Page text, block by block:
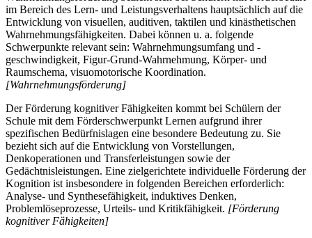
im Bereich des Lern- und Leistungsverhaltens hauptsächlich auf die
Entwicklung von visuellen, auditiven, taktilen und kinästhetischen
Wahrnehmungsfähigkeiten. Dabei können u. a. folgende
Schwerpunkte relevant sein: Wahrnehmungsumfang und -
geschwindigkeit, Figur-Grund-Wahrnehmung, Körper- und
Raumschema, visuomotorische Koordination.
[Wahrnehmungsförderung]
Der Förderung kognitiver Fähigkeiten kommt bei Schülern der
Schule mit dem Förderschwerpunkt Lernen aufgrund ihrer
spezifischen Bedürfnislagen eine besondere Bedeutung zu. Sie
bezieht sich auf die Entwicklung von Vorstellungen,
Denkoperationen und Transferleistungen sowie der
Gedächtnisleistungen. Eine zielgerichtete individuelle Förderung der
Kognition ist insbesondere in folgenden Bereichen erforderlich:
Analyse- und Synthesefähigkeit, induktives Denken,
Problemlöseprozesse, Urteils- und Kritikfähigkeit. [Förderung
kognitiver Fähigkeiten]